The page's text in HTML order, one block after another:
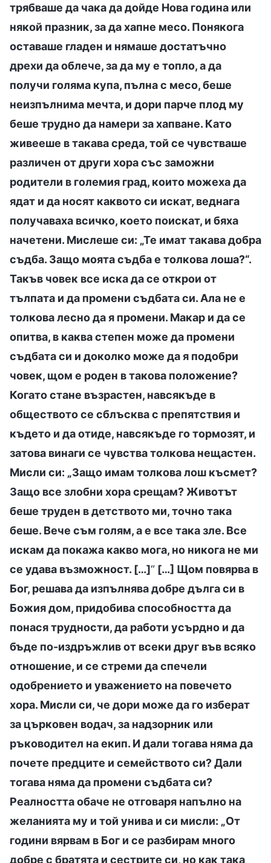
трябваше да чака да дойде Нова година или
някой празник, за да хапне месо. Понякога
оставаше гладен и нямаше достатъчно
дрехи да облече, за да му е топло, а да
получи голяма купа, пълна с месо, беше
неизпълнима мечта, и дори парче плод му
беше трудно да намери за хапване. Като
живееше в такава среда, той се чувстваше
различен от други хора със заможни
родители в големия град, които можеха да
ядат и да носят каквото си искат, веднага
получаваха всичко, което поискат, и бяха
начетени. Мислеше си: „Те имат такава добра
съдба. Защо моята съдба е толкова лоша?“.
Такъв човек все иска да се открои от
тълпата и да промени съдбата си. Ала не е
толкова лесно да я промени. Макар и да се
опитва, в каква степен може да промени
съдбата си и доколко може да я подобри
човек, щом е роден в такова положение?
Когато стане възрастен, навсякъде в
обществото се сблъсква с препятствия и
където и да отиде, навсякъде го тормозят, и
затова винаги се чувства толкова нещастен.
Мисли си: „Защо имам толкова лош късмет?
Защо все злобни хора срещам? Животът
беше труден в детството ми, точно така
беше. Вече съм голям, а е все така зле. Все
искам да покажа какво мога, но никога не ми
се удава възможност. […]“ […] Щом повярва в
Бог, решава да изпълнява добре дълга си в
Божия дом, придобива способността да
понася трудности, да работи усърдно и да
бъде по-издръжлив от всеки друг във всяко
отношение, и се стреми да спечели
одобрението и уважението на повечето
хора. Мисли си, че дори може да го изберат
за църковен водач, за надзорник или
ръководител на екип. И дали тогава няма да
почете предците и семейството си? Дали
тогава няма да промени съдбата си?
Реалността обаче не отговаря напълно на
желанията му и той унива и си мисли: „От
години вярвам в Бог и се разбирам много
добре с братята и сестрите си, но как така